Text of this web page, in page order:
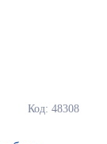
Код: 48308